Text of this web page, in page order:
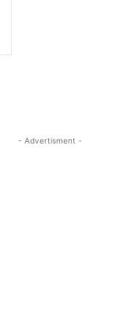
- Advertisment -